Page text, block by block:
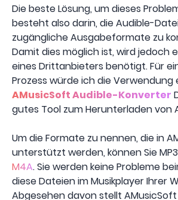
Die beste Lösung, um dieses
besteht also darin, die Audible-
zugängliche Ausgabeformate zu
Damit dies möglich ist, wird jedoch
eines Drittanbieters benötigt. Für
Prozess würde ich die
AMusicSoft Audible-Konverter
gutes Tool zum Herunterladen von
Um die Formate zu nennen, die in
unterstützt werden, können Sie
M4A. Sie werden keine Probleme
diese Dateien im Musikplayer Ihrer
Abgesehen davon stellt